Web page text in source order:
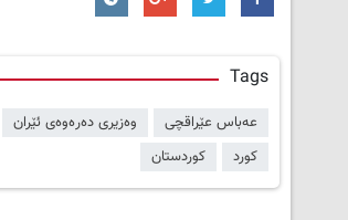
Tags
عەباس عێراقچی وەزیری دەرەوەی ئێران
کورد
کوردستان